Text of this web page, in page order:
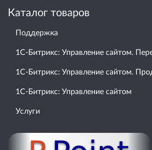
Каталог товаров
Поддержка
1С-Битрикс: Управление сайтом.
1С-Битрикс: Управление сайтом.
1С-Битрикс: Управление сайтом
Услуги